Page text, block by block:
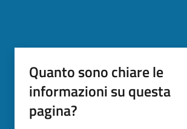
Quanto sono chiare le
informazioni su questa
pagina?